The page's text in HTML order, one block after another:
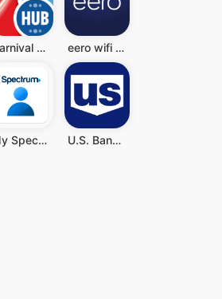
Carnival HUB eero wifi system
My Spectrum U.S. Bank Mobile Banking